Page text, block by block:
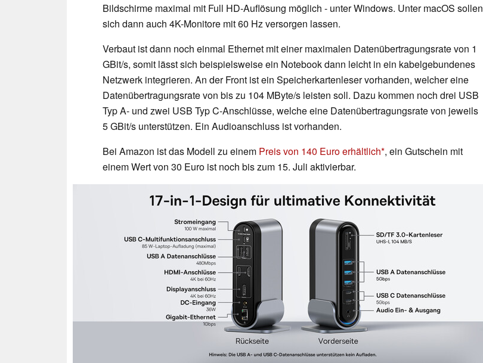
Bildschirme maximal mit Full HD-Auflösung möglich - unter Windows. Unter macOS sollen
sich dann auch 4K-Monitore mit 60 Hz versorgen lassen.
Verbaut ist dann noch einmal Ethernet mit einer maximalen Datenübertragungsrate von 1
GBit/s, somit lässt sich beispielsweise ein Notebook dann leicht in ein kabelgebundenes
Netzwerk integrieren. An der Front ist ein Speicherkartenleser vorhanden, welcher eine
Datenübertragungsrate von bis zu 104 MByte/s leisten soll. Dazu kommen noch drei USB
Typ A- und zwei USB Typ C-Anschlüsse, welche eine Datenübertragungsrate von jeweils
5 GBit/s unterstützen. Ein Audioanschluss ist vorhanden.
Bei Amazon ist das Modell zu einem Preis von 140 Euro erhältlich , ein Gutschein mit
einem Wert von 30 Euro ist noch bis zum 15. Juli aktivierbar.